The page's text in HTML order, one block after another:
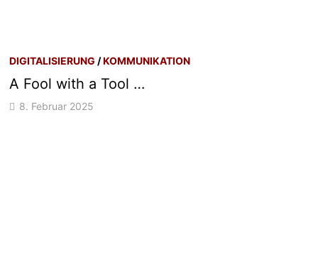
DIGITALISIERUNG /KOMMUNIKATION
A Fool with a Tool …
8. Februar 2025